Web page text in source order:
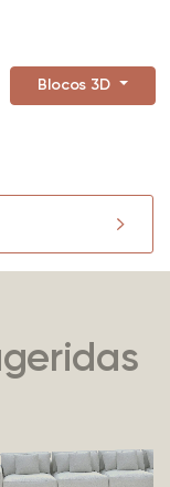
Blocos 3D